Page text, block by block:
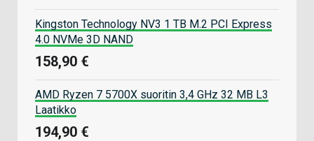
Kingston Technology NV3 1 TB M.2 PCI Express
4.0 NVMe 3D NAND
158,90 €
AMD Ryzen 7 5700X suoritin 3,4 GHz 32 MB L3
Laatikko
194,90 €